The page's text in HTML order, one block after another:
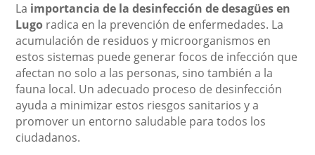
La importancia de la desinfección de desagües en
Lugo radica en la prevención de enfermedades. La
acumulación de residuos y microorganismos en
estos sistemas puede generar focos de infección que
afectan no solo a las personas, sino también a la
fauna local. Un adecuado proceso de desinfección
ayuda a minimizar estos riesgos sanitarios y a
promover un entorno saludable para todos los
ciudadanos.